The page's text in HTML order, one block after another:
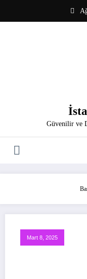
Güvenilir ve
Mart 8, 2025